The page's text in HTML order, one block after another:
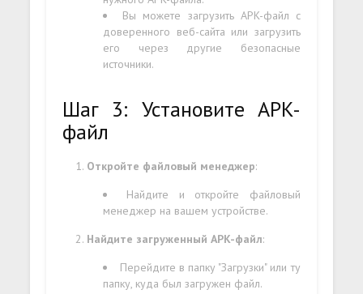
Вы можете загрузить APK-файл с
доверенного веб-сайта или загрузить
его через другие безопасные
источники.
Шаг 3: Установите APK-
файл
Откройте файловый менеджер:
Найдите и откройте файловый
менеджер на вашем устройстве.
Найдите загруженный APK-файл:
Перейдите в папку "Загрузки" или ту
папку, куда был загружен файл.